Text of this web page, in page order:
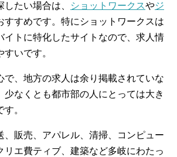
たい場合は、
ショットワークスやジ
すすめです。特にショットワークスは
イトに特化したサイトなので、求人情
いです。
で、地方の求人は余り掲載されていな
少なくとも都市部の人にとっては大き
。
、販売、アパレル、清掃、コンピュー
リエ費ティブ、建築など多岐にわたっ